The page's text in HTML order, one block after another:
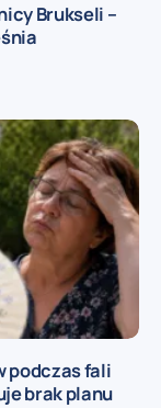
Brukseli –
podczas fali
brak planu